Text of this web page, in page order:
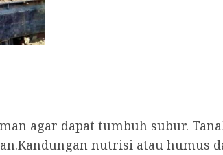
agar dapat tumbuh subur.
nutrisi atau humus